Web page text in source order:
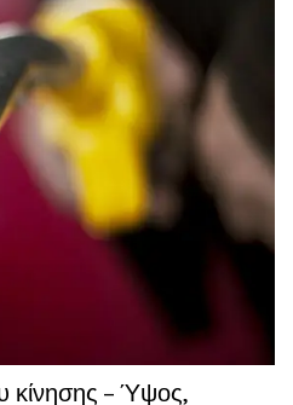
κίνησης – Ύψος,